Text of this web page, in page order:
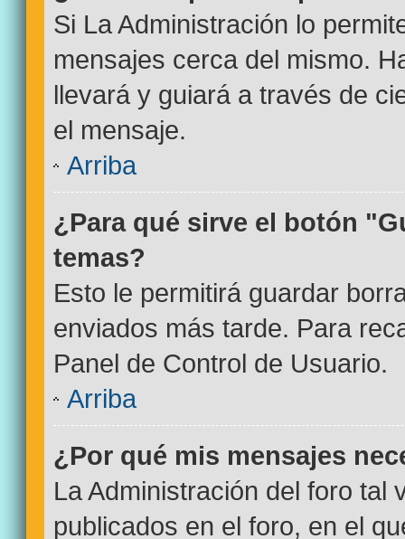
Si La Administración lo
mensajes cerca del mismo.
llevará y guiará a través de
el mensaje.
Arriba
¿Para qué sirve el botón
temas?
Esto le permitirá guardar
enviados más tarde. Para
Panel de Control de Usuario.
Arriba
¿Por qué mis mensajes
La Administración del foro tal
publicados en el foro, en el